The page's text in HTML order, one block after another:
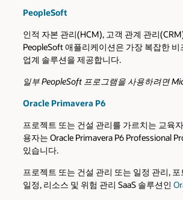
PeopleSoft
인적 자본 관리(HCM), 고객 관계 관리
PeopleSoft 애플리케이션은 가장 복잡한
업계 솔루션을 제공합니다.
일부 PeopleSoft 프로그램을 사용하려면
Oracle Primavera P6
프로젝트 또는 건설 관리를 가르치는 교육
용자는 Oracle Primavera P6 Professional
있습니다.
프로젝트 또는 건설 관리 또는 일정 관리,
일정, 리소스 및 위험 관리 SaaS 솔루션인